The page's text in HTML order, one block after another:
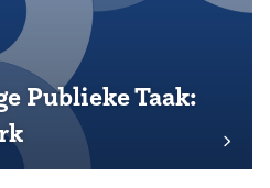
Publieke Taak: